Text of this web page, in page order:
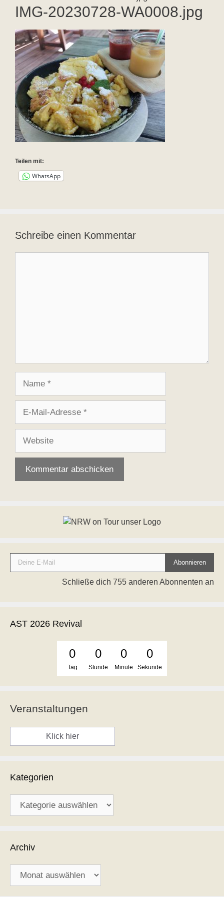
IMG-20230728-WA0008.jpg
Teilen mit:
WhatsApp
Schreibe einen Kommentar
Adresse
Deine E-Mail
Abonnieren
Schließe dich 755 anderen Abonnenten an
AST 2026 Revival
0
Tag
0
Stunde
0
Minute
0
Sekunde
Veranstaltungen
Klick hier
Kategorien
Kategorien
Archiv
Archiv